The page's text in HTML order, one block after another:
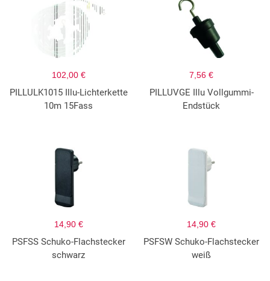
102,00 €
PILLULK1015 Illu-Lichterkette
10m 15Fass
7,56 €
PILLUVGE Illu Vollgummi-
Endstück
14,90 €
PSFSS Schuko-Flachstecker
schwarz
14,90 €
PSFSW Schuko-Flachstecker
weiß